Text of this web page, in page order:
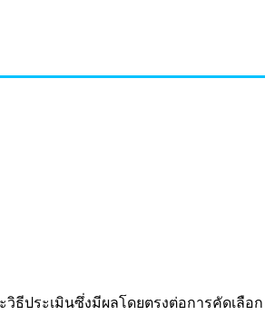
ธีประเมินซึ่งมีผลโดยตรงต่อการคัดเลือก